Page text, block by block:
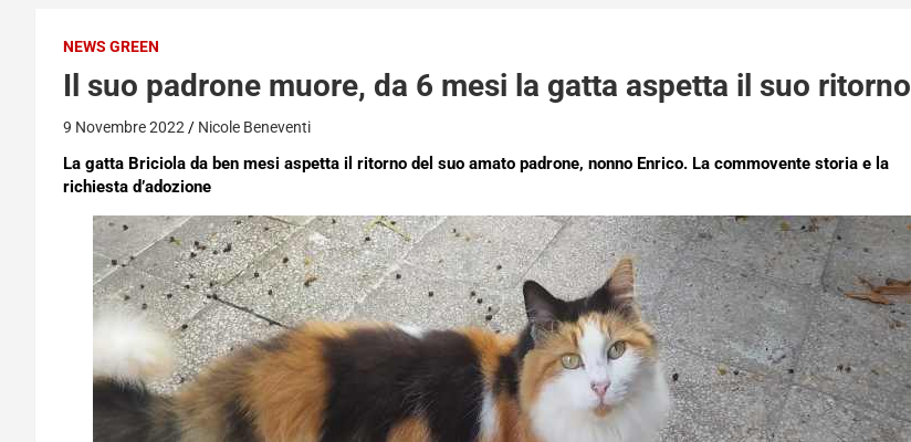
NEWS GREEN
Il suo padrone muore, da 6 mesi la gatta aspetta il suo ritorno
9 Novembre 2022 Nicole Beneventi
La gatta Briciola da ben mesi aspetta il ritorno del suo amato padrone, nonno Enrico. La commovente storia e la
richiesta d’adozione